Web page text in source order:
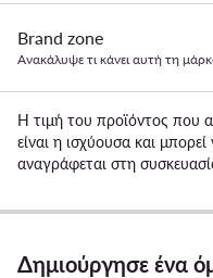
Brand zone
Ανακάλυψε τι κάνει αυτή τη
Η τιμή του προϊόντος που
είναι η ισχύουσα και
αναγράφεται στη
Δημιούργησε ένα